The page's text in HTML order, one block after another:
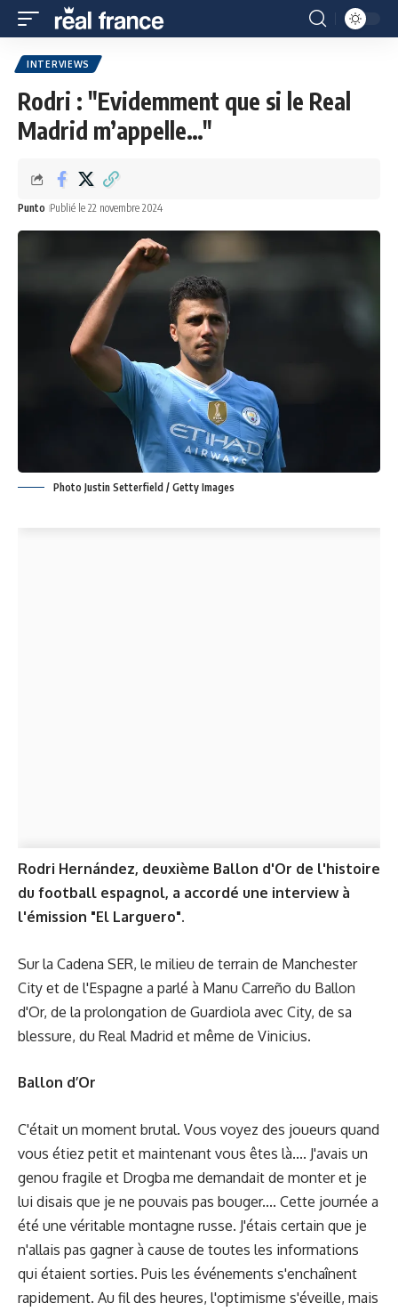
INTERVIEWS
Rodri : "Evidemment que si le Real
Madrid m’appelle…"
Punto Publié le 22 novembre 2024
Photo Justin Setterfield / Getty Images
Rodri Hernández, deuxième Ballon d'Or de l'histoire
du football espagnol, a accordé une interview à
l'émission "El Larguero".
Sur la Cadena SER, le milieu de terrain de Manchester
City et de l'Espagne a parlé à Manu Carreño du Ballon
d'Or, de la prolongation de Guardiola avec City, de sa
blessure, du Real Madrid et même de Vinicius.
Ballon d’Or
C'était un moment brutal. Vous voyez des joueurs quand
vous étiez petit et maintenant vous êtes là.... J'avais un
genou fragile et Drogba me demandait de monter et je
lui disais que je ne pouvais pas bouger.... Cette journée a
été une véritable montagne russe. J'étais certain que je
n'allais pas gagner à cause de toutes les informations
qui étaient sorties. Puis les événements s'enchaînent
rapidement. Au fil des heures, l'optimisme s'éveille, mais